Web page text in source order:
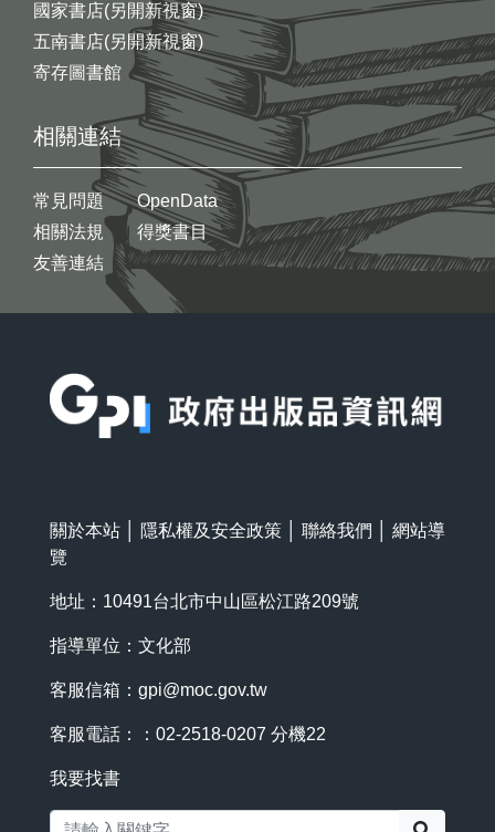
國家書店(另開新視窗)
五南書店(另開新視窗)
寄存圖書館
相關連結
常見問題
相關法規
友善連結
OpenData
得獎書目
關於本站 隱私權及安全政策 聯絡我們
網站導
覽
地址：10491台北市中山區松江路209號
指導單位：文化部
客服信箱： gpi@moc.gov.tw
客服電話：：02-2518-0207 分機22
我要找書